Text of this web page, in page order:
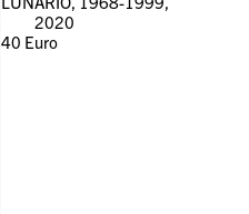
2020
40 Euro